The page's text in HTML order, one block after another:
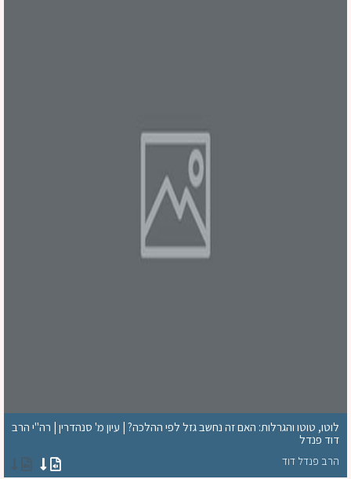
לוטו, טוטו והגרלות: האם זה נחשב גזל לפי ההלכה? | עיון מ' סנהדרין | רה"י הרב
דוד פנדל
הרב פנדל דוד